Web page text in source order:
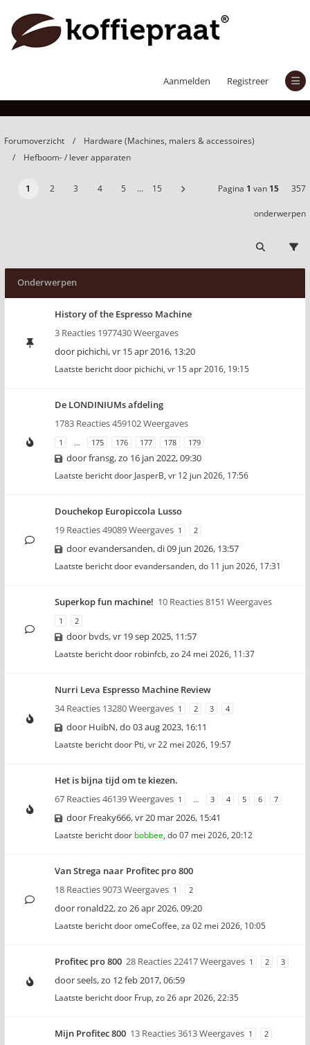
Aanmelden Registreer
Hefboom- / lever apparaten
Forumoverzicht
Hardware (Machines, malers & accessoires)
Hefboom- / lever apparaten
1 2 3 4 5 … 15 Pagina 1 van 15 357
onderwerpen
Onderwerpen
History of the Espresso Machine
3 Reacties 1977430 Weergaves
door pichichi,vr 15 apr 2016, 13:20
Laatste bericht door pichichi, vr 15 apr 2016, 19:15
De LONDINIUMs afdeling
1783 Reacties 459102 Weergaves
1 … 175 176 177 178 179
doorfransg,zo 16 jan 2022, 09:30
Laatste bericht door JasperB, vr 12 jun 2026, 17:56
Douchekop Europiccola Lusso
19 Reacties 49089 Weergaves 1 2
doorevandersanden,di 09 jun 2026, 13:57
Laatste bericht doorevandersanden, do 11 jun 2026, 17:31
Superkop fun machine! 10 Reacties 8151 Weergaves
1 2
door bvds,vr 19 sep 2025, 11:57
Laatste bericht door robinfcb, zo 24 mei 2026, 11:37
Nurri Leva Espresso Machine Review
34 Reacties 13280 Weergaves 1 2 3 4
door HuibN,do 03 aug 2023, 16:11
Laatste bericht door Pti, vr 22 mei 2026, 19:57
Het is bijna tijd om te kiezen.
67 Reacties 46139 Weergaves 1 … 3 4 5 6 7
door Freaky666,vr 20 mar 2026, 15:41
Laatste bericht door bobbee, do 07 mei 2026, 20:12
Van Strega naar Profitec pro 800
18 Reacties 9073 Weergaves 1 2
door ronald22,zo 26 apr 2026, 09:20
Laatste bericht dooromeCoffee, za 02 mei 2026, 10:05
Profitec pro 800 28 Reacties 22417 Weergaves 1 2 3
doorseels,zo 12 feb 2017, 06:59
Laatste bericht door Frup, zo 26 apr 2026, 22:35
Mijn Profitec 800 13 Reacties 3613 Weergaves 1 2